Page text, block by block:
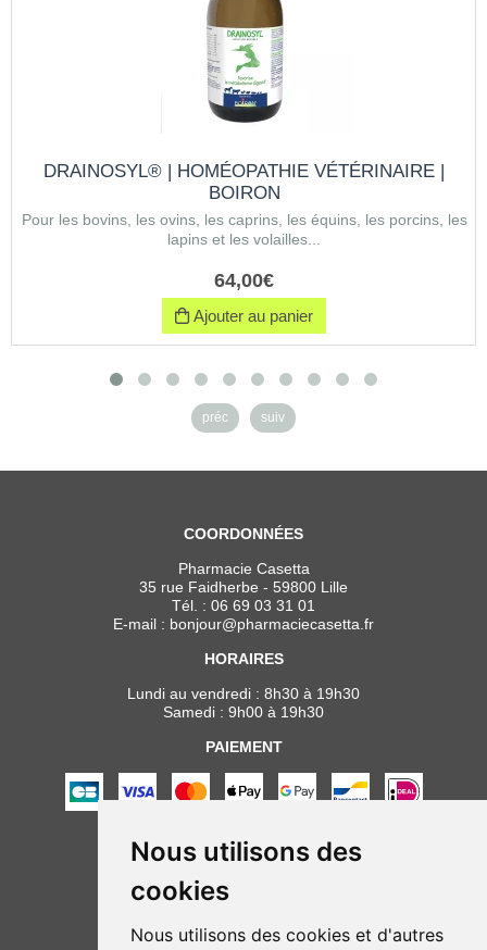
Nous utilisons des
cookies
Nous utilisons des cookies et d'autres
DRAINOSYL® | HOMÉOPATHIE VÉTÉRINAIRE |
BOIRON
Pour les bovins, les ovins, les caprins, les équins, les porcins, les
lapins et les volailles...
64,00€
Ajouter au panier
préc suiv
COORDONNÉES
Pharmacie Casetta
35 rue Faidherbe - 59800 Lille
Tél. : 06 69 03 31 01
E-mail : bonjour@pharmaciecasetta.fr
HORAIRES
Lundi au vendredi : 8h30 à 19h30
Samedi : 9h00 à 19h30
PAIEMENT
NOUS SUIVRE